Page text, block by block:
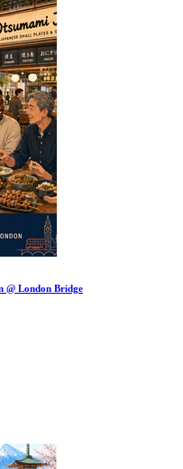
@ London Bridge